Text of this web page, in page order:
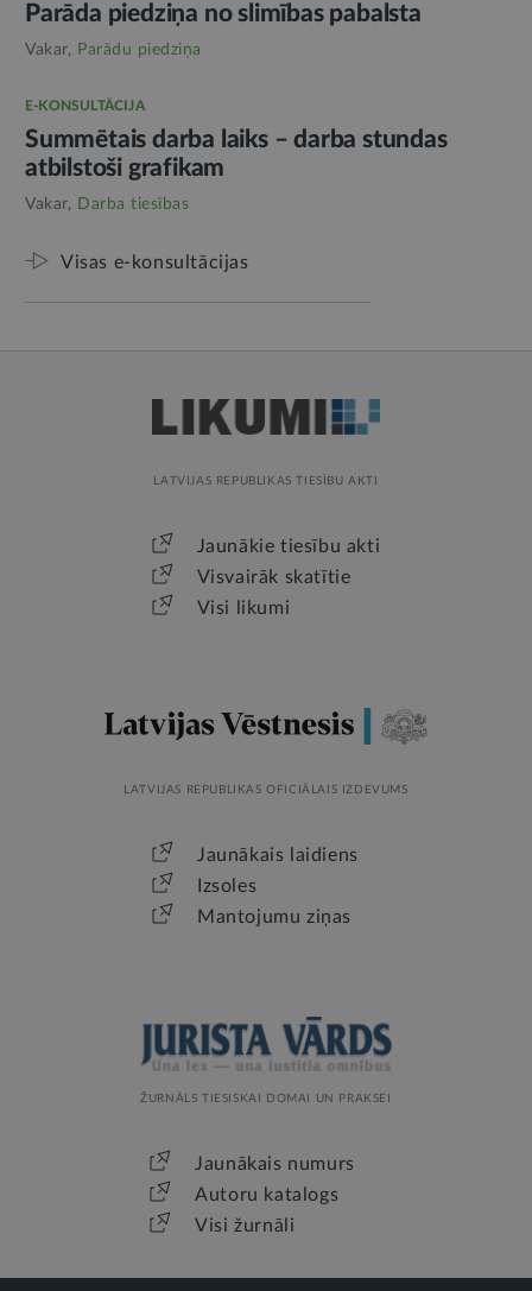
Parāda piedziņa no slimības pabalsta
Vakar, Parādu piedziņa
E-KONSULTĀCIJA
Summētais darba laiks – darba stundas
atbilstoši grafikam
Vakar, Darba tiesības
Visas e-konsultācijas
LATVIJAS REPUBLIKAS TIESĪBU AKTI
Jaunākie tiesību akti
Visvairāk skatītie
Visi likumi
LATVIJAS REPUBLIKAS OFICIĀLAIS IZDEVUMS
Jaunākais laidiens
Izsoles
Mantojumu ziņas
ŽURNĀLS TIESISKAI DOMAI UN PRAKSEI
Jaunākais numurs
Autoru katalogs
Visi žurnāli